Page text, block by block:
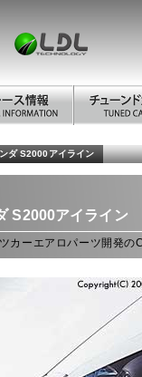
ダ S2000アイライン
S2000アイライン
カーエアロパーツ開発